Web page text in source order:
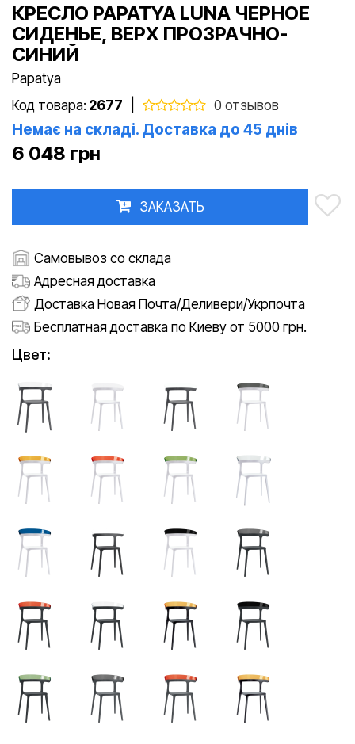
КРЕСЛО PAPATYA LUNA ЧЕРНОЕ
СИДЕНЬЕ, ВЕРХ ПРОЗРАЧНО-
СИНИЙ
Papatya
Код товара: 2677 0 отзывов
Немає на складі. Доставка до 45 днів
6 048 грн
ЗАКАЗАТЬ
Самовывоз со склада
Адресная доставка
Доставка Новая Почта/Деливери/Укрпочта
Бесплатная доставка по Киеву от 5000 грн.
Цвет: